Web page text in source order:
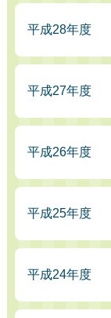
平成28年度
平成27年度
平成26年度
平成25年度
平成24年度